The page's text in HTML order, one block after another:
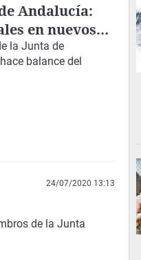
Andalucía:
en nuevos
nuevas
la Junta de
balance del
24/07/2020 13:13
de la Junta